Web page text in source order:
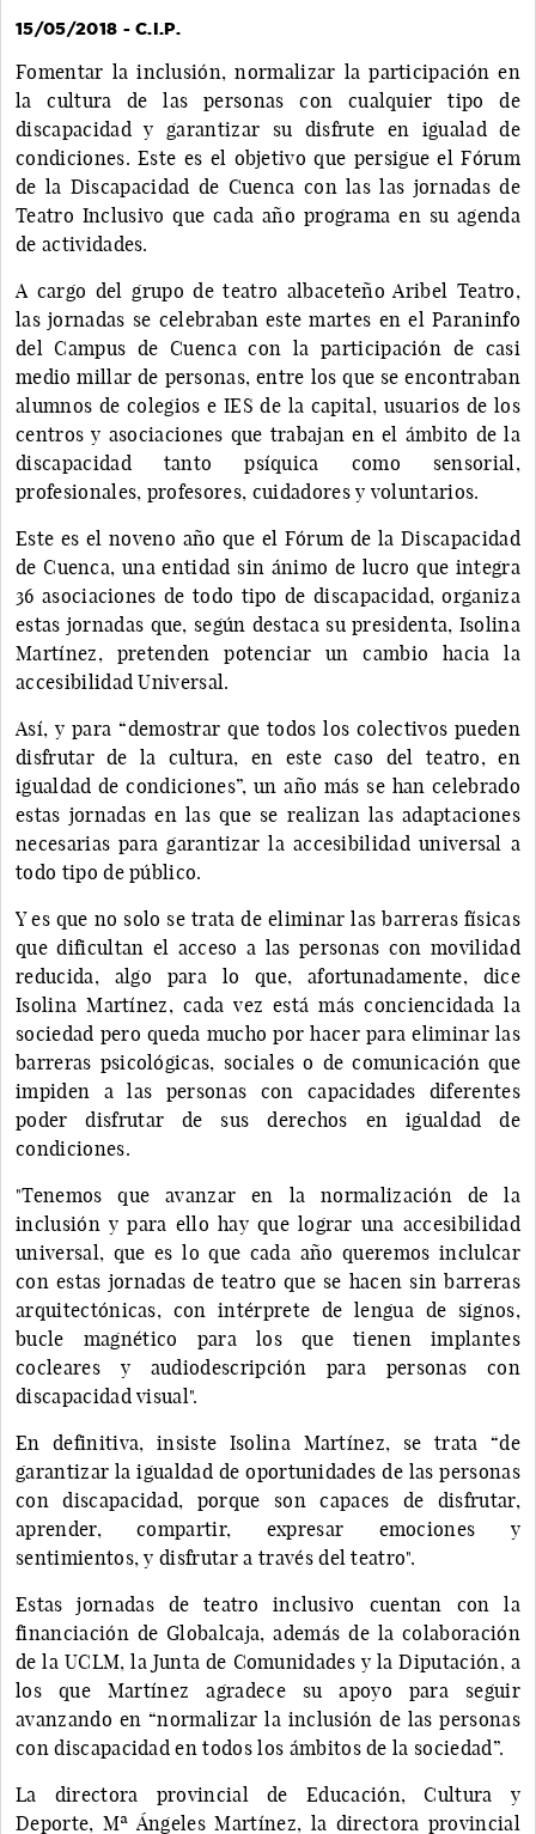
15/05/2018 - C.I.P.
Fomentar la inclusión, normalizar la participación en
la cultura de las personas con cualquier tipo de
discapacidad y garantizar su disfrute en igualad de
condiciones. Este es el objetivo que persigue el Fórum
de la Discapacidad de Cuenca con las las jornadas de
Teatro Inclusivo que cada año programa en su agenda
de actividades.
A cargo del grupo de teatro albaceteño Aribel Teatro,
las jornadas se celebraban este martes en el Paraninfo
del Campus de Cuenca con la participación de casi
medio millar de personas, entre los que se encontraban
alumnos de colegios e IES de la capital, usuarios de los
centros y asociaciones que trabajan en el ámbito de la
discapacidad tanto psíquica como sensorial,
profesionales, profesores, cuidadores y voluntarios.
Este es el noveno año que el Fórum de la Discapacidad
de Cuenca, una entidad sin ánimo de lucro que integra
36 asociaciones de todo tipo de discapacidad, organiza
estas jornadas que, según destaca su presidenta, Isolina
Martínez, pretenden potenciar un cambio hacia la
accesibilidad Universal.
Así, y para “demostrar que todos los colectivos pueden
disfrutar de la cultura, en este caso del teatro, en
igualdad de condiciones”, un año más se han celebrado
estas jornadas en las que se realizan las adaptaciones
necesarias para garantizar la accesibilidad universal a
todo tipo de público.
Y es que no solo se trata de eliminar las barreras físicas
que dificultan el acceso a las personas con movilidad
reducida, algo para lo que, afortunadamente, dice
Isolina Martínez, cada vez está más conciencidada la
sociedad pero queda mucho por hacer para eliminar las
barreras psicológicas, sociales o de comunicación que
impiden a las personas con capacidades diferentes
poder disfrutar de sus derechos en igualdad de
condiciones.
"Tenemos que avanzar en la normalización de la
inclusión y para ello hay que lograr una accesibilidad
universal, que es lo que cada año queremos inclulcar
con estas jornadas de teatro que se hacen sin barreras
arquitectónicas, con intérprete de lengua de signos,
bucle magnético para los que tienen implantes
cocleares y audiodescripción para personas con
discapacidad visual".
En definitiva, insiste Isolina Martínez, se trata “de
garantizar la igualdad de oportunidades de las personas
con discapacidad, porque son capaces de disfrutar,
aprender, compartir, expresar emociones y
sentimientos, y disfrutar a través del teatro".
Estas jornadas de teatro inclusivo cuentan con la
financiación de Globalcaja, además de la colaboración
de la UCLM, la Junta de Comunidades y la Diputación, a
los que Martínez agradece su apoyo para seguir
avanzando en “normalizar la inclusión de las personas
con discapacidad en todos los ámbitos de la sociedad”.
La directora provincial de Educación, Cultura y
Deporte, Mª Ángeles Martínez, la directora provincial